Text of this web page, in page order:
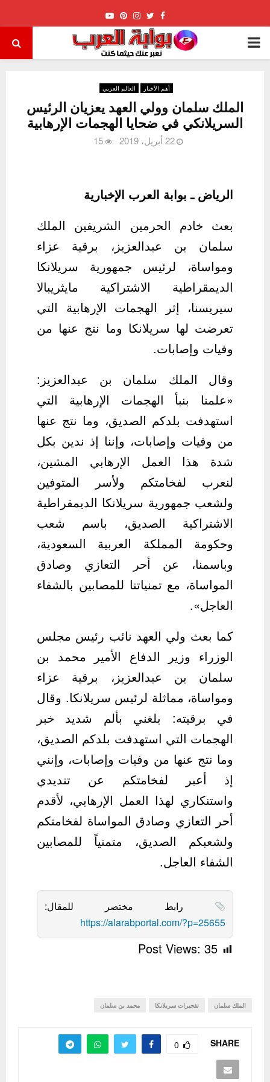
Facebook
Twitter
Instagram
Pinterest
Youtube
PRIMARY
أهم الأخبار العالم العربي
الملك سلمان وولي العهد يعزيان الرئيس
السريلانكي في ضحايا الهجمات الإرهابية
22 أبريل، 2019 15
الرياض ـ بوابة العرب الإخبارية
بعث خادم الحرمين الشريفين الملك
سلمان بن عبدالعزيز، برقية عزاء
ومواساة، لرئيس جمهورية سريلانكا
الديمقراطية الاشتراكية مايثريبالا
سيريسنا، إثر الهجمات الإرهابية التي
تعرضت لها سريلانكا وما نتج عنها من
وفيات وإصابات.
وقال الملك سلمان بن عبدالعزيز:
«علمنا بنبأ الهجمات الإرهابية التي
استهدفت بلدكم الصديق، وما نتج عنها
من وفيات وإصابات، وإننا إذ ندين بكل
شدة هذا العمل الإرهابي المشين،
لنعرب لفخامتكم ولأسر المتوفين
ولشعب جمهورية سريلانكا الديمقراطية
الاشتراكية الصديق، باسم شعب
وحكومة المملكة العربية السعودية،
وباسمنا، عن أحر التعازي وصادق
المواساة، مع تمنياتنا للمصابين بالشفاء
العاجل».
كما بعث ولي العهد نائب رئيس مجلس
الوزراء وزير الدفاع الأمير محمد بن
سلمان بن عبدالعزيز، برقية عزاء
ومواساة، مماثلة لرئيس سريلانكا. وقال
في برقيته: بلغني بألم شديد خبر
الهجمات التي استهدفت بلدكم الصديق،
وما نتج عنها من وفيات وإصابات، وإنني
إذ أعبر لفخامتكم عن تنديدي
واستنكاري لهذا العمل الإرهابي، لأقدم
أحر التعازي وصادق المواساة لفخامتكم
ولشعبكم الصديق، متمنياً للمصابين
الشفاء العاجل.
رابط مختصر للمقال:
https://alarabportal.com/?p=25655
Post Views: 35
الملك سلمان تفجيرات سريلانكا محمد بن سلمان
SHARE
0